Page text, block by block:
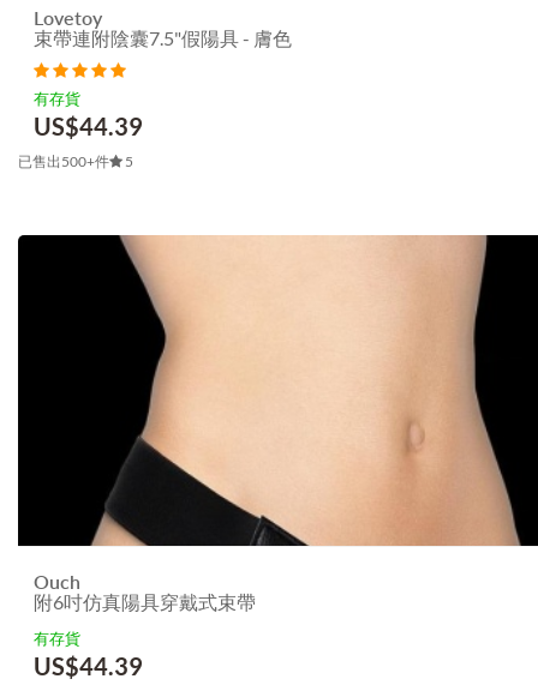
Lovetoy
束帶連附陰囊7.5"假陽具 - 膚色
有存貨
US$44.39
已售出500+件 5
Ouch
附6吋仿真陽具穿戴式束帶
有存貨
US$44.39